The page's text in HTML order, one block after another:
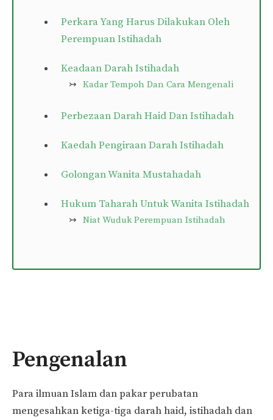
Perkara Yang Harus Dilakukan Oleh
Perempuan Istihadah
Keadaan Darah Istihadah
Kadar Tempoh Dan Cara Mengenali
Perbezaan Darah Haid Dan Istihadah
Kaedah Pengiraan Darah Istihadah
Golongan Wanita Mustahadah
Hukum Taharah Untuk Wanita Istihadah
Niat Wuduk Perempuan Istihadah
Pengenalan
Para ilmuan Islam dan pakar perubatan
mengesahkan ketiga-tiga darah haid, istihadah dan